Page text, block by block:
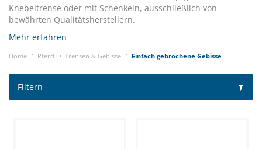
Knebeltrense oder mit Schenkeln, ausschließlich von
bewährten Qualitätsherstellern.
Mehr erfahren
Home Pferd Trensen & Gebisse Einfach gebrochene Gebisse
Filtern